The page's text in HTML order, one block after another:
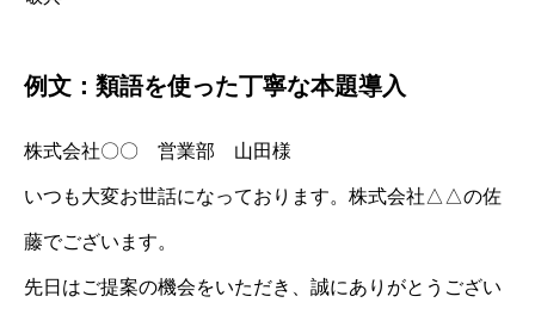
例文：類語を使った丁寧な本題導入
株式会社〇〇 営業部 山田様
いつも大変お世話になっております。株式会社△△の佐
藤でございます。
先日はご提案の機会をいただき、誠にありがとうござい